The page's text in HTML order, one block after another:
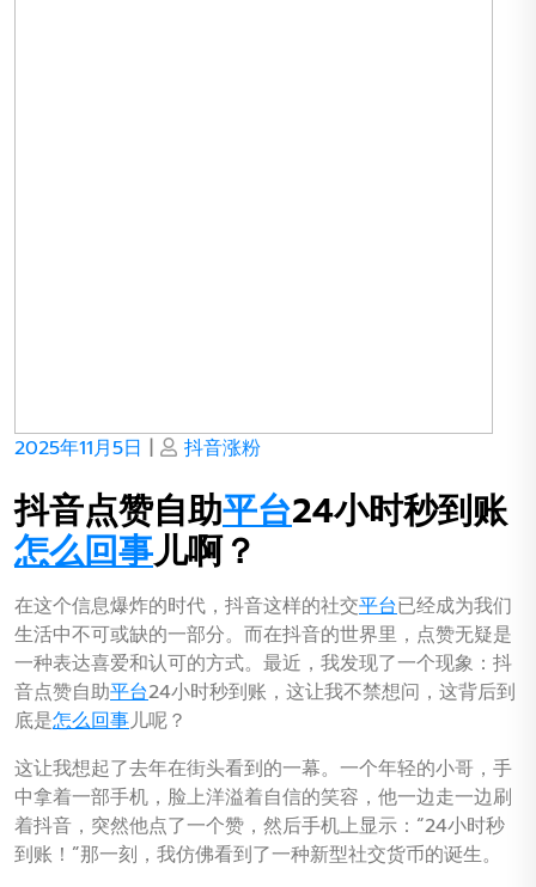
Posted
2025年11月5日 | Posted
抖音涨粉
抖音点赞自助平台24小时秒到账
怎么回事儿啊？
在这个信息爆炸的时代，抖音这样的社交平台已经成为我们
生活中不可或缺的一部分。而在抖音的世界里，点赞无疑是
一种表达喜爱和认可的方式。最近，我发现了一个现象：抖
音点赞自助平台24小时秒到账，这让我不禁想问，这背后到
底是怎么回事儿呢？
这让我想起了去年在街头看到的一幕。一个年轻的小哥，手
中拿着一部手机，脸上洋溢着自信的笑容，他一边走一边刷
着抖音，突然他点了一个赞，然后手机上显示：“24小时秒
到账！”那一刻，我仿佛看到了一种新型社交货币的诞生。